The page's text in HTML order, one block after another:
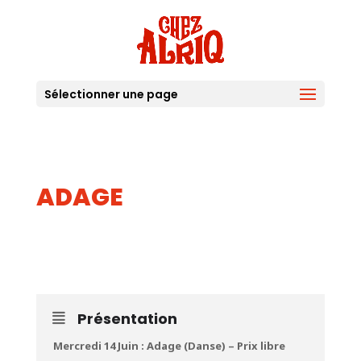
Sélectionner une page
ADAGE
Présentation
Mercredi 14 Juin : Adage (Danse) – Prix libre